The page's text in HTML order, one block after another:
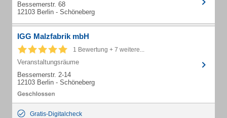
Bessemerstr. 68
12103 Berlin - Schöneberg
IGG Malzfabrik mbH
1 Bewertung + 7 weitere...
Veranstaltungsräume
Bessemerstr. 2-14
12103 Berlin - Schöneberg
Gratis-Digitalcheck